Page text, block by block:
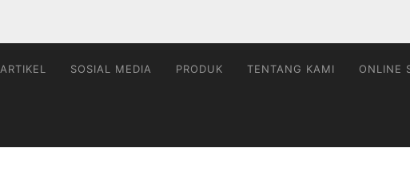
ARTIKEL SOSIAL MEDIA PRODUK TENTANG KAMI ONLINE